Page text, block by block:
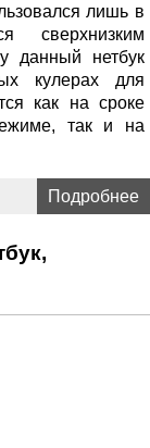
лишь в
сверхнизким
данный нетбук
кулерах для
как на сроке
так и на
Подробнее